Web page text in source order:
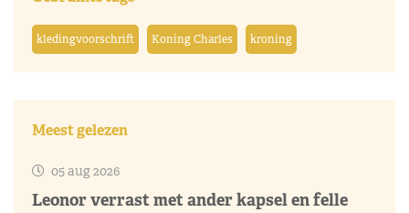
kledingvoorschrift Koning Charles kroning
Meest gelezen
05 aug 2026
Leonor verrast met ander kapsel en felle